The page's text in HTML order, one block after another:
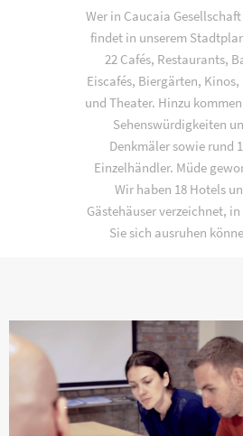
Wer in Caucaia
findet in unserem
22 Cafés, Restaurants,
Eiscafés, Biergärten, Kinos,
und Theater. Hinzu
Sehenswürdigkeiten
Denkmäler sowie rund
Einzelhändler. Müde
Wir haben 18 Hotels
Gästehäuser verzeichnet, in
Sie sich ausruhen